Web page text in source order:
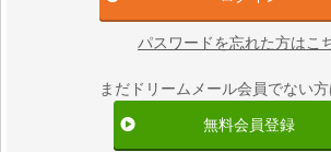
パスワードを忘れた方はこ
まだドリームメール会員でない
無料会員登録